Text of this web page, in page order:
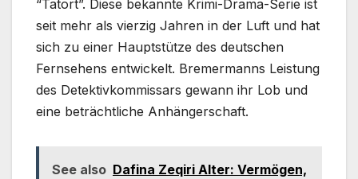
“Tatort”. Diese bekannte Krimi-Drama-Serie ist
seit mehr als vierzig Jahren in der Luft und hat
sich zu einer Hauptstütze des deutschen
Fernsehens entwickelt. Bremermanns Leistung
des Detektivkommissars gewann ihr Lob und
eine beträchtliche Anhängerschaft.
See also Dafina Zeqiri Alter: Vermögen,